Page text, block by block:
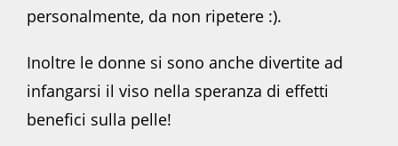
personalmente, da non ripetere :).
Inoltre le donne si sono anche divertite ad
infangarsi il viso nella speranza di effetti
benefici sulla pelle!